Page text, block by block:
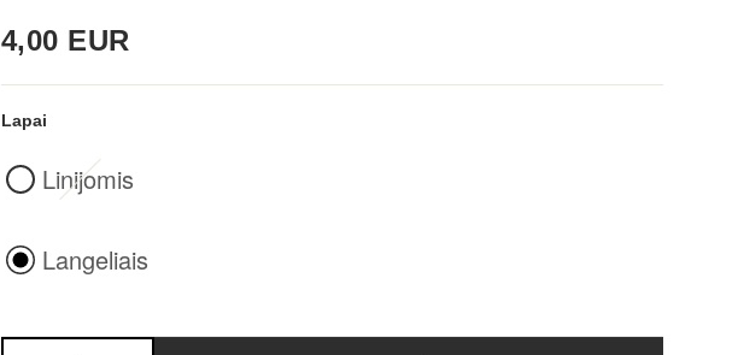
Įprasta
4,00 EUR
Lapai
Linijomis
Langeliais